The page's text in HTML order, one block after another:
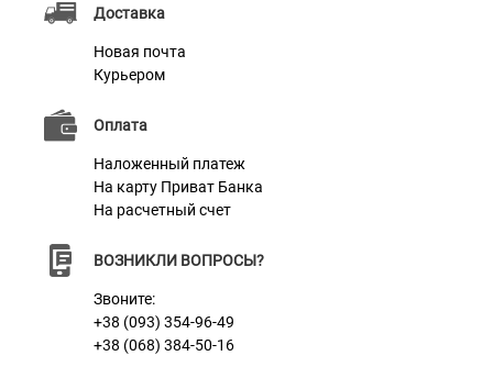
Доставка
Новая почта
Курьером
Оплата
Наложенный платеж
На карту Приват Банка
На расчетный счет
ВОЗНИКЛИ ВОПРОСЫ?
Звоните:
+38 (093) 354-96-49
+38 (068) 384-50-16
временем он не сотрется и не потускнеет.
Характеристики
Цвет
Фурнитура